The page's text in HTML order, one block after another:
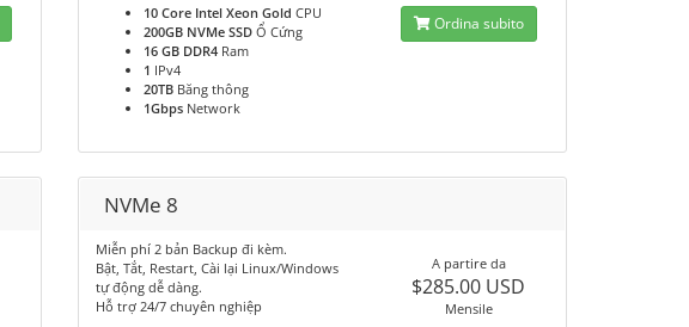
10 Core Intel Xeon Gold CPU
200GB NVMe SSD Ổ Cứng
16 GB DDR4 Ram
1 IPv4
20TB Băng thông
1Gbps Network
Ordina subito
NVMe 8
Miễn phí 2 bản Backup đi kèm.
Bật, Tắt, Restart, Cài lại Linux/Windows
tự động dễ dàng.
Hỗ trợ 24/7 chuyên nghiệp
A partire da
$285.00 USD
Mensile